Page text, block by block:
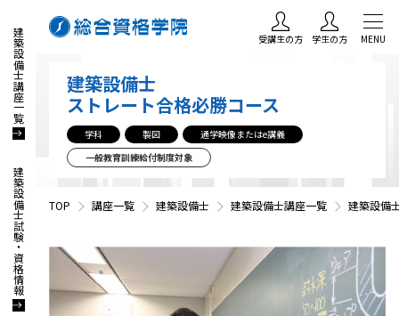
建築設備士講座一覧
建築設備士試験・資格情報
受講生の方 学生の方 MENU
建築設備士
ストレート合格必勝コース
学科 製図
通学映像またはe講義
一般教育訓練給付制度対象
TOP 講座一覧 建築設備士 建築設備士講座一覧 建築設備